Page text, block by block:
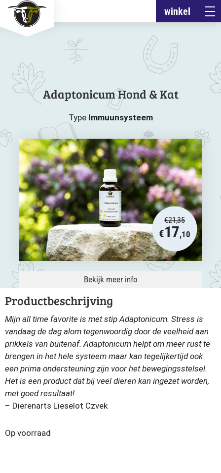
winkel
Adaptonicum Hond & Kat
Type Immuunsysteem
€21,35
€17 ,10
Bekijk meer info
Productbeschrijving
Mijn all time favorite is met stip Adaptonicum. Stress is
vandaag de dag alom tegenwoordig door de veelheid aan
prikkels van buitenaf. Adaptonicum helpt om meer rust te
brengen in het hele systeem maar kan tegelijkertijd ook
een prima ondersteuning zijn voor het bewegingsstelsel.
Het is een product dat bij veel dieren kan ingezet worden,
met goed resultaat!
– Dierenarts Lieselot Czvek
Op voorraad